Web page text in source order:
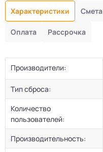
Характеристики Смета
Оплата Рассрочка
Производители:
Тип сброса:
Количество
пользователей:
Производительность: